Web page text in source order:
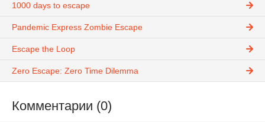
1000 days to escape
Pandemic Express Zombie Escape
Escape the Loop
Zero Escape: Zero Time Dilemma
Комментарии (0)